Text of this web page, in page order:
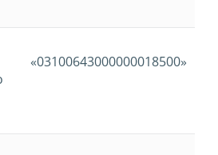
«03100643000000018500»